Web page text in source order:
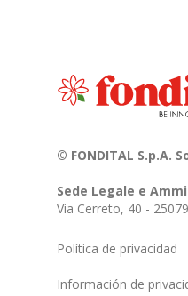
© FONDITAL S.p.A.
Sede Legale e
Via Cerreto, 40 -
Política de privacidad
Información de